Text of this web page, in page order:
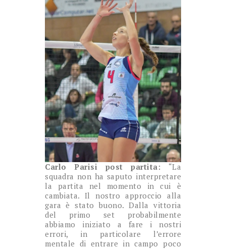
Carlo Parisi post partita: “La
squadra non ha saputo interpretare
la partita nel momento in cui è
cambiata. Il nostro approccio alla
gara è stato buono. Dalla vittoria
del primo set probabilmente
abbiamo iniziato a fare i nostri
errori, in particolare l’errore
mentale di entrare in campo poco